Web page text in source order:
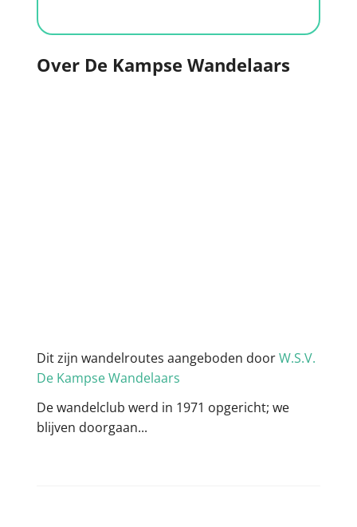
Over De Kampse Wandelaars
Dit zijn wandelroutes aangeboden doorW.S.V.
De Kampse Wandelaars
De wandelclub werd in 1971 opgericht; we
blijven doorgaan...